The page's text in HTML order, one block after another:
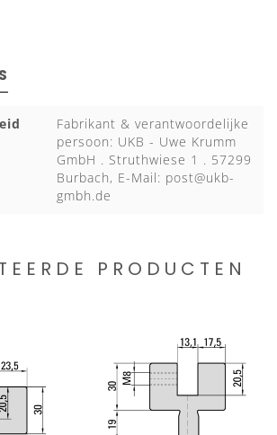
Fabrikant & verantwoordelijke
persoon: UKB - Uwe Krumm
GmbH . Struthwiese 1 . 57299
Burbach, E-Mail: post@ukb-
gmbh.de
PRODUCTEN